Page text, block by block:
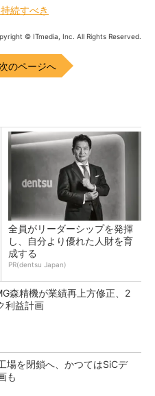
続すべき
© ITmedia, Inc. All Rights Reserved.
次のページへ
全員がリーダーシップを発揮
し、自分より優れた人財を育
成する
PR(dentsu Japan)
森精機が業績再上方修正、2
利益計画
場を閉鎖へ、かつてはSiCデ
も